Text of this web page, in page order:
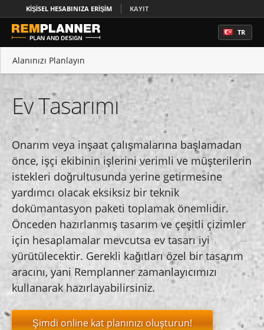
KIŞISEL HESABINIZA ERIŞIM KAYIT
TR
Alanınızı Planlayın
Ev Tasarımı
Daire Planları
Emlak Kat Planları
Ev Tasarımı
Onarım veya inşaat çalışmalarına başlamadan
önce, işçi ekibinin işlerini verimli ve müşterilerin
istekleri doğrultusunda yerine getirmesine
yardımcı olacak eksiksiz bir teknik
dokümantasyon paketi toplamak önemlidir.
Önceden hazırlanmış tasarım ve çeşitli çizimler
için hesaplamalar mevcutsa ev tasarı iyi
yürütülecektir. Gerekli kağıtları özel bir tasarım
aracını, yani Remplanner zamanlayıcımızı
kullanarak hazırlayabilirsiniz.
Şimdi online kat planınızı oluşturun!